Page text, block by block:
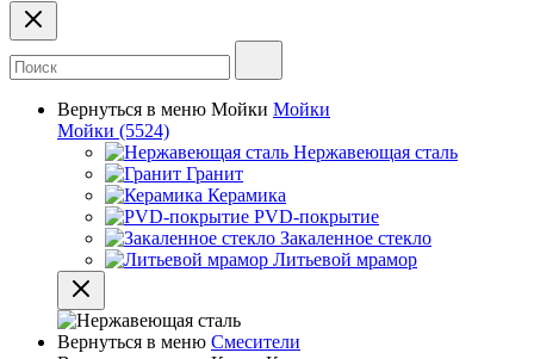
Вернуться в меню Мойки Мойки
Мойки (5524)
Нержавеющая сталь
Гранит
Керамика
PVD-покрытие
Закаленное стекло
Литьевой мрамор
Вернуться в меню Смесители